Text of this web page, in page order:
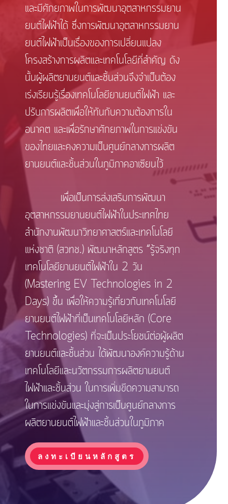
และมีศักยภาพในการพัฒนาอุตสาหกรรมยาน
ยนต์ไฟฟ้าได้ ซึ่งการพัฒนาอุตสาหกรรมยาน
ยนต์ไฟฟ้าเป็นเรื่องของการเปลี่ยนแปลง
โครงสร้างการผลิตและเทคโนโลยีที่สำคัญ ดัง
นั้นผู้ผลิตยานยนต์และชิ้นส่วนจึงจำเป็นต้อง
เร่งเรียนรู้เรื่องเทคโนโลยียานยนต์ไฟฟ้า และ
ปรับการผลิตเพื่อให้ทันกับความต้องการใน
อนาคต และเพื่อรักษาศักยภาพในการแข่งขัน
ของไทยและคงความเป็นศูนย์กลางการผลิต
ยานยนต์และชิ้นส่วนในภูมิภาคอาเซียนไว้
เพื่อเป็นการส่งเสริมการพัฒนา
อุตสาหกรรมยานยนต์ไฟฟ้าในประเทศไทย
สำนักงานพัฒนาวิทยาศาสตร์และเทคโนโลยี
แห่งชาติ (สวทช.) พัฒนาหลักสูตร “รู้จริงทุก
เทคโนโลยียานยนต์ไฟฟ้าใน 2 วัน
(Mastering EV Technologies in 2
Days) ขึ้น เพื่อให้ความรู้เกี่ยวกับเทคโนโลยี
ยานยนต์ไฟฟ้าที่เป็นเทคโนโลยีหลัก (Core
Technologies) ที่จะเป็นประโยชน์ต่อผู้ผลิต
ยานยนต์และชิ้นส่วน ได้พัฒนาองค์ความรู้ด้าน
เทคโนโลยีและนวัตกรรมการผลิตยานยนต์
ไฟฟ้าและชิ้นส่วน ในการเพิ่มขีดความสามารถ
ในการแข่งขันและมุ่งสู่การเป็นศูนย์กลางการ
ผลิตยานยนต์ไฟฟ้าและชิ้นส่วนในภูมิภาค
ลงทะเบียนหลักสูตร